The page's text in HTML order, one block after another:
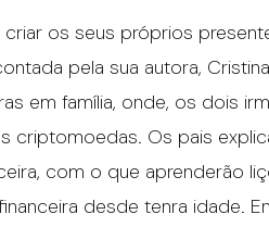
os seus próprios
pela sua autora,
em família, onde, os dois
criptomoedas. Os pais
com o que aprenderão
desde tenra idade.